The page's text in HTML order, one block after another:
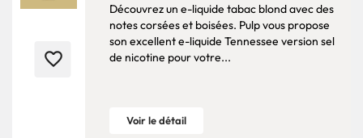
favorite_border
Découvrez un e-liquide tabac blond avec des
notes corsées et boisées. Pulp vous propose
son excellent e-liquide Tennessee version sel
de nicotine pour votre...
Voir le détail